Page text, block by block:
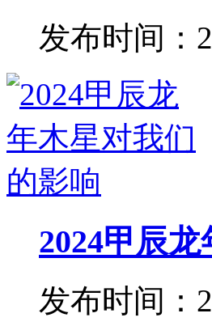
发布时间：
2024甲辰
发布时间：